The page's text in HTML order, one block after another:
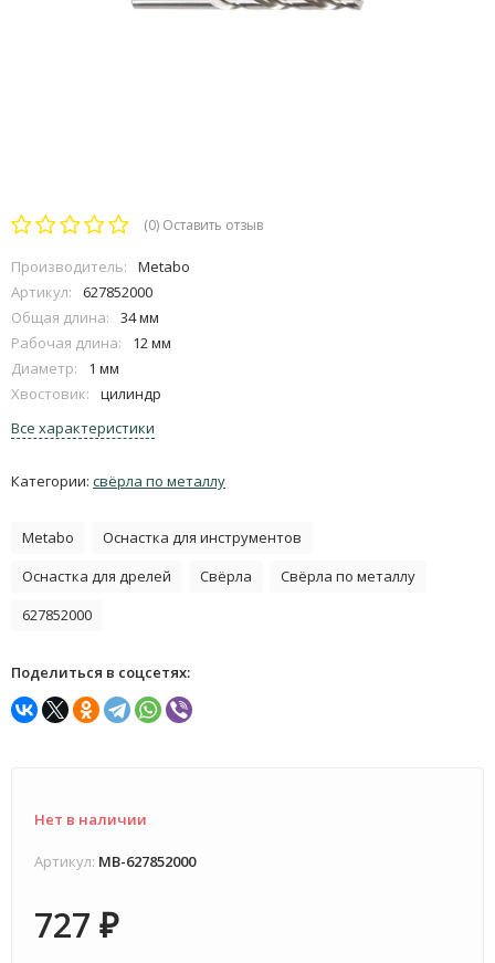
(0) Оставить отзыв
Производитель:
Metabo
Артикул:
627852000
Общая длина:
34 мм
Рабочая длина:
12 мм
Диаметр:
1 мм
Хвостовик:
цилиндр
Все характеристики
Категории: свёрла по металлу
Metabo
Оснастка для инструментов
Оснастка для дрелей
Свёрла
Свёрла по металлу
627852000
Поделиться в соцсетях:
Нет в наличии
Артикул: MB-627852000
727 ₽